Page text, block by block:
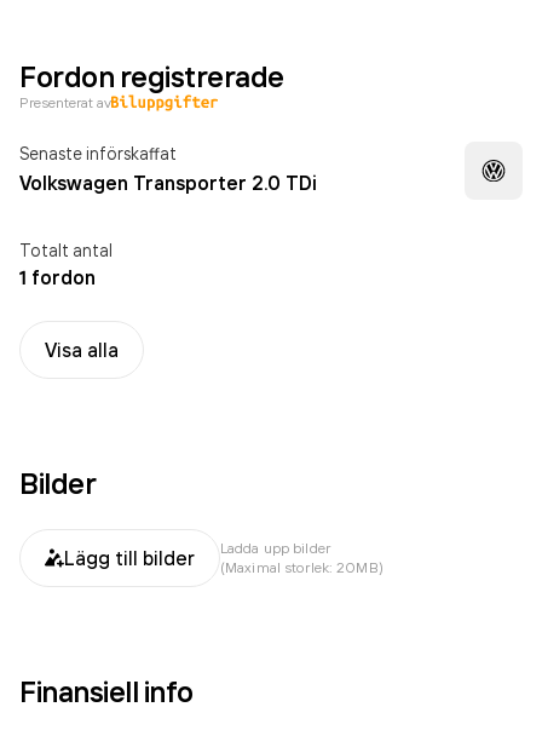
Fordon registrerade
Presenterat av
Senaste införskaffat
Volkswagen Transporter 2.0 TDi
Totalt antal
1 fordon
Visa alla
Bilder
Lägg till bilder
Ladda upp bilder
(Maximal storlek: 20MB)
Finansiell info